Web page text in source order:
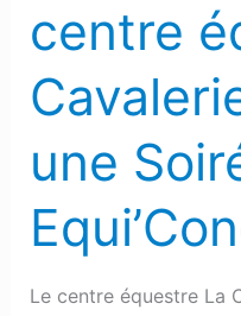
centre
une
Le centre équestre La